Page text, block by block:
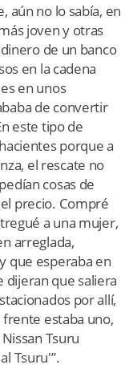
aún no lo sabía, en
joven y otras
de un banco
en la cadena
en unos
de convertir
este tipo de
porque a
el rescate no
cosas de
precio. Compré
a una mujer,
arreglada,
que esperaba en
dijeran que saliera
por allí,
estaba uno,
Tsuru
Tsuru'”.